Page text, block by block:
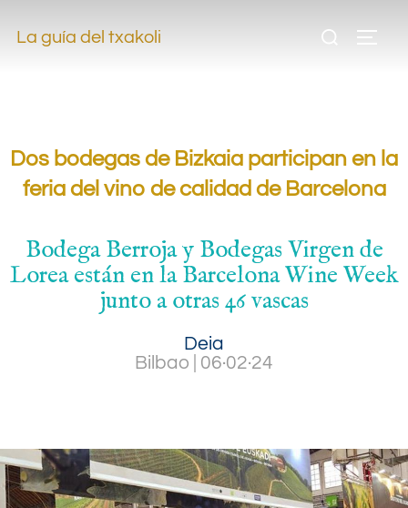
La guía del txakoli
Dos bodegas de Bizkaia participan en la
feria del vino de calidad de Barcelona
Bodega Berroja y Bodegas Virgen de
Lorea están en la Barcelona Wine Week
junto a otras 46 vascas
Deia
Bilbao
06·02·24